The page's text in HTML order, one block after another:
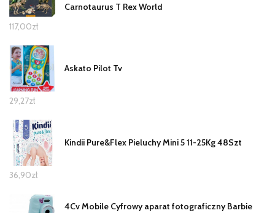
Carnotaurus T Rex World
117,00zł
Askato Pilot Tv
29,27zł
Kindii Pure&Flex Pieluchy Mini 5 11-25Kg 48Szt
36,90zł
4Cv Mobile Cyfrowy aparat fotograficzny Barbie